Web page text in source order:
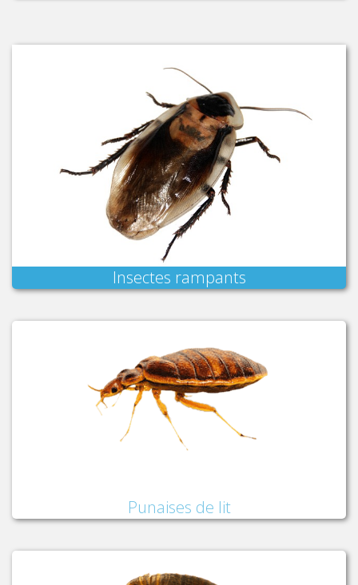
Insectes rampants
Punaises de lit